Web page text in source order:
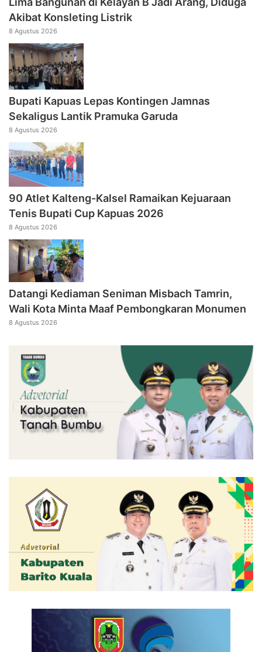
Akibat Konsleting Listrik
8 Agustus 2026
Bupati Kapuas Lepas Kontingen Jamnas
Sekaligus Lantik Pramuka Garuda
8 Agustus 2026
90 Atlet Kalteng-Kalsel Ramaikan Kejuaraan
Tenis Bupati Cup Kapuas 2026
8 Agustus 2026
Datangi Kediaman Seniman Misbach Tamrin,
Wali Kota Minta Maaf Pembongkaran Monumen
8 Agustus 2026